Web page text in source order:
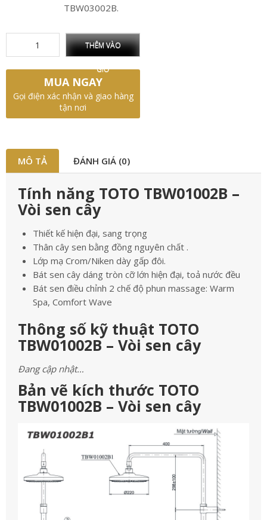
TBW03002B.
THÊM VÀO
GIỎ
MUA NGAY
Gọi điện xác nhận và giao hàng
tận nơi
MÔ TẢ ĐÁNH GIÁ (0)
Tính năng TOTO TBW01002B –
Vòi sen cây
Thiết kế hiện đại, sang trọng
Thân cây sen bằng đồng nguyên chất .
Lớp mạ Crom/Niken dày gấp đôi.
Bát sen cây dáng tròn cỡ lớn hiện đại, toả nước đều
Bát sen điều chỉnh 2 chế độ phun massage: Warm
Spa, Comfort Wave
Thông số kỹ thuật TOTO
TBW01002B – Vòi sen cây
Đang cập nhật…
Bản vẽ kích thước TOTO
TBW01002B – Vòi sen cây